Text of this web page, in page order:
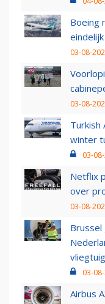
Boeing
03-08-
03-08-
Turkish
winter
03-
Netflix
over
03-08-
03-
Airbus